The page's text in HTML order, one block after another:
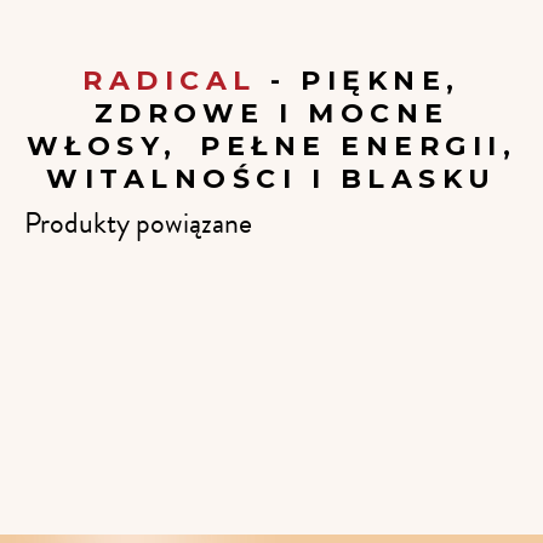
RADICAL - PIĘKNE,
ZDROWE I MOCNE
WŁOSY, PEŁNE ENERGII,
WITALNOŚCI I BLASKU
Produkty powiązane